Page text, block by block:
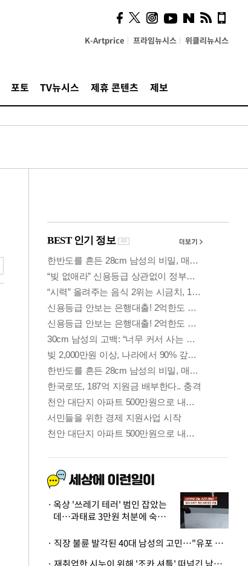
K-Artprice 프라임뉴시스 위클리뉴시스
포토 TV뉴시스 제휴 콘텐츠 제보
의견, 국토부·LH에 충실히
전달할 것"
옥상 '쓰레기 테러' 범인 잡았는
데…과태료 3만원 처분에 숙박업
· 직장 불륜 발각된 40대 남성의 고민…"유포 동료 명예훼손·협박죄 고소 가능할까"